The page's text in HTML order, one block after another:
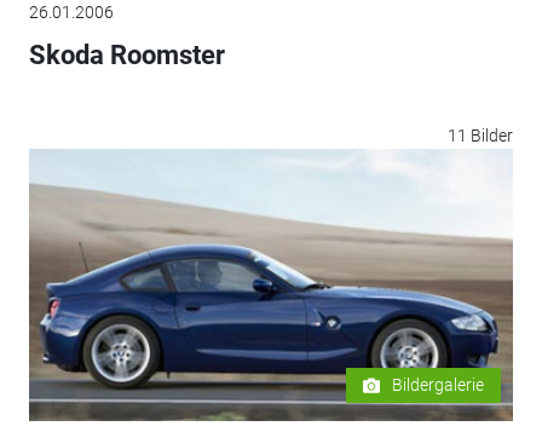
26.01.2006
Skoda Roomster
11 Bilder
Bildergalerie